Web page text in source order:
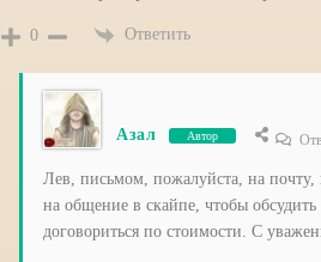
0 Ответить
Азал Автор
Лев, письмом, пожалуйста, на
на общение в скайпе, чтобы
договориться по стоимости. С